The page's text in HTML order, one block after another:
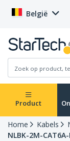
België
Product
Home Kabels
NLBK-2M-CAT6A-